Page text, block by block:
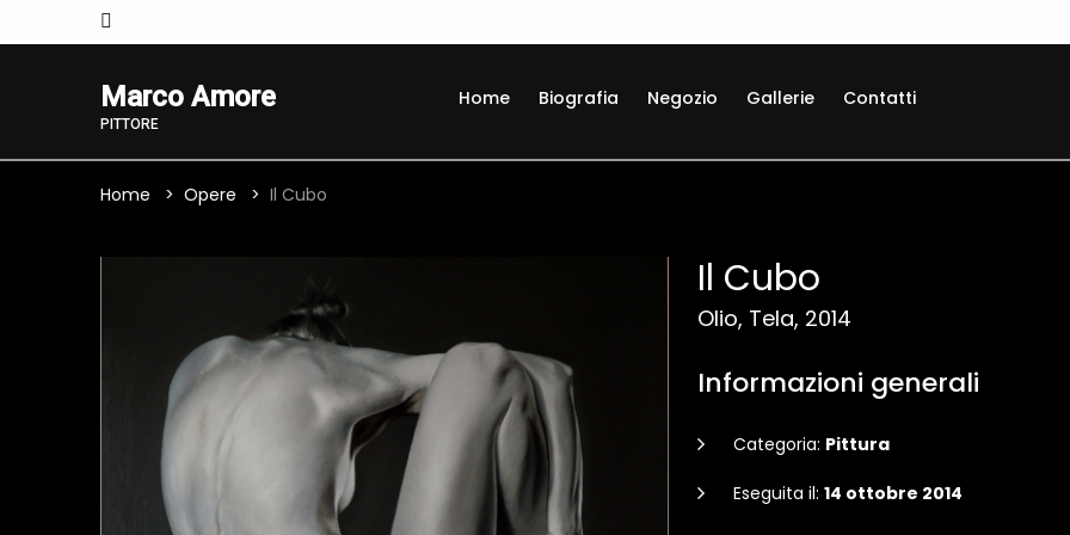
Marco Amore
PITTORE
Home Biografia Negozio Gallerie Contatti
Home Opere Il Cubo
Il Cubo
Olio, Tela, 2014
Informazioni generali
Categoria: Pittura
Eseguita il: 14 ottobre 2014